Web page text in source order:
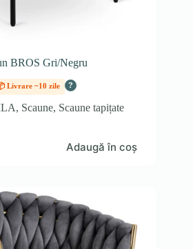
BROS Gri/Negru
Livrare ~10 zile ?
, Scaune, Scaune tapițate
Adaugă în coș